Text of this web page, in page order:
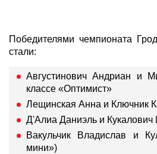
Победителями чемпионата
стали:
Августинович Андриан и
классе «Оптимист»
Лещинская Анна и Ключник
Д'Алиа Даниэль и Кукалович
Вакульчик Владислав и
мини»)